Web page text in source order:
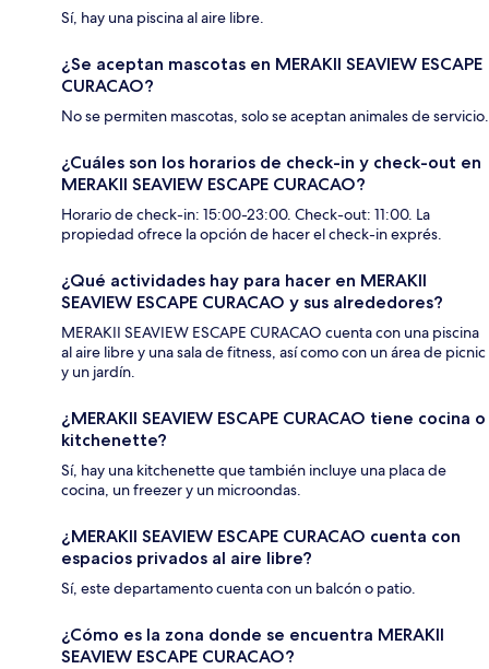
Sí, hay una piscina al aire libre.
¿Se aceptan mascotas en MERAKII SEAVIEW ESCAPE
CURACAO?
No se permiten mascotas, solo se aceptan animales de servicio.
¿Cuáles son los horarios de check-in y check-out en
MERAKII SEAVIEW ESCAPE CURACAO?
Horario de check-in: 15:00-23:00. Check-out: 11:00. La
propiedad ofrece la opción de hacer el check-in exprés.
¿Qué actividades hay para hacer en MERAKII
SEAVIEW ESCAPE CURACAO y sus alrededores?
MERAKII SEAVIEW ESCAPE CURACAO cuenta con una piscina
al aire libre y una sala de fitness, así como con un área de picnic
y un jardín.
¿MERAKII SEAVIEW ESCAPE CURACAO tiene cocina o
kitchenette?
Sí, hay una kitchenette que también incluye una placa de
cocina, un freezer y un microondas.
¿MERAKII SEAVIEW ESCAPE CURACAO cuenta con
espacios privados al aire libre?
Sí, este departamento cuenta con un balcón o patio.
¿Cómo es la zona donde se encuentra MERAKII
SEAVIEW ESCAPE CURACAO?